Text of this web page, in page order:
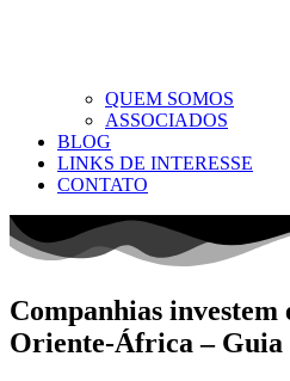
QUEM SOMOS
ASSOCIADOS
BLOG
LINKS DE INTERESSE
CONTATO
Companhias
Oriente-África –